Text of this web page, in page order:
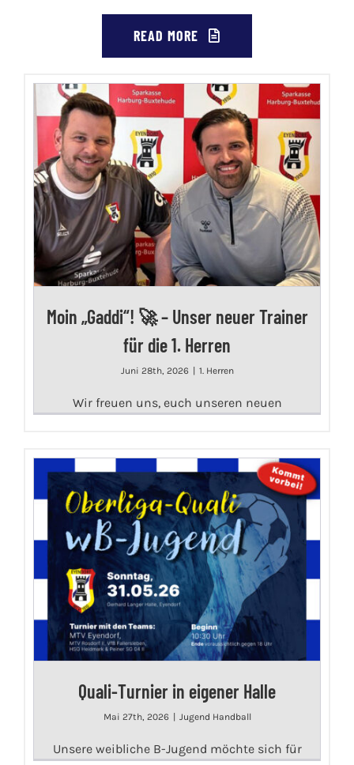
READ MORE
Moin „Gaddi“! 🚀 – Unser neuer Trainer
für die 1. Herren
Juni 28th, 2026 1. Herren
Wir freuen uns, euch unseren neuen
Quali-Turnier in eigener Halle
Mai 27th, 2026 | Jugend Handball
Unsere weibliche B-Jugend möchte sich für